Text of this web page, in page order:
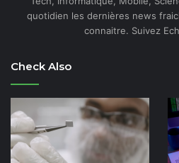
quotidien les dernières news
connaitre. Suivez
Check Also